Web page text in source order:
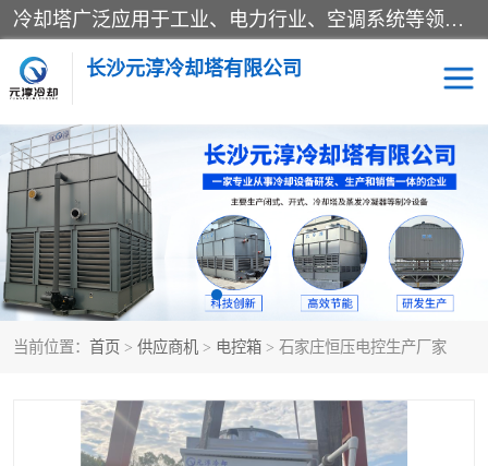
冷却塔广泛应用于工业、电力行业、空调系统等领域。在电力行业中，用于冷却发电机组的循环水；在工业生产中，如化工、冶金等行业，可降低生产过程中产生的热量；在空调系统中，为空调设备提供冷却水源
长沙元淳冷却塔有限公司
当前位置： 首页 > 供应商机 > 电控箱 > 石家庄恒压电控生产厂家
方形开式冷却塔 圆形冷却塔
闭式冷却塔 水箱
电控箱 水泵
板式换热器